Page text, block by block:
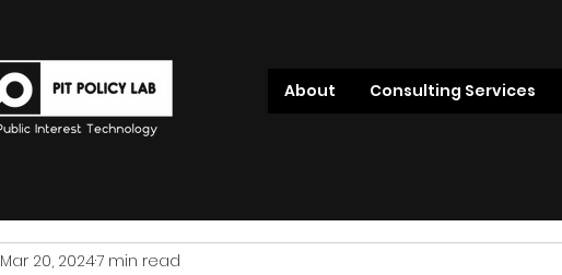
About Consulting Services
Mar 20, 20247 min read